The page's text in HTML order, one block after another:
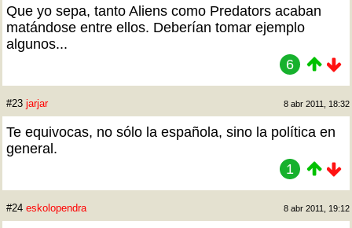
Que yo sepa, tanto Aliens como Predators acaban
matándose entre ellos. Deberían tomar ejemplo
algunos...
6
#23 jarjar 8 abr 2011, 18:32
Te equivocas, no sólo la española, sino la política en
general.
1
#24 eskolopendra 8 abr 2011, 19:12